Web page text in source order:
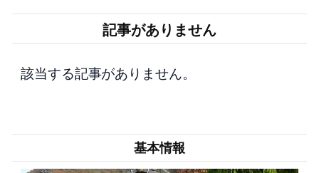
記事がありません
該当する記事がありません。
基本情報